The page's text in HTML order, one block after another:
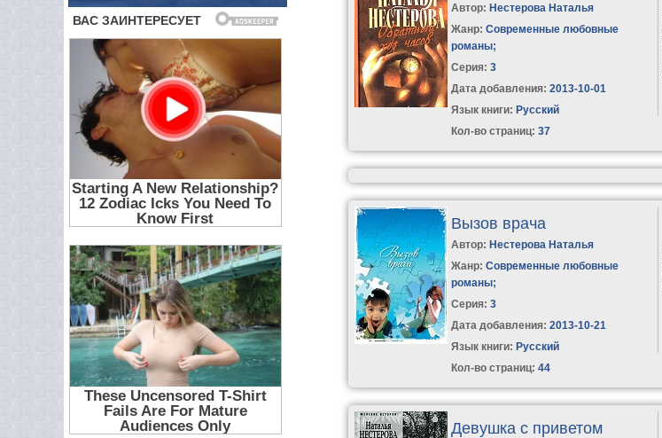
Автор: Нестерова Наталья
Жанр: Современные любовные
романы;
Серия:3
Дата добавления: 2013-10-01
Язык книги: Русский
Кол-во страниц: 37
Вызов врача
Автор: Нестерова Наталья
Жанр: Современные любовные
романы;
Серия:3
Дата добавления: 2013-10-21
Язык книги: Русский
Кол-во страниц: 44
Девушка с приветом